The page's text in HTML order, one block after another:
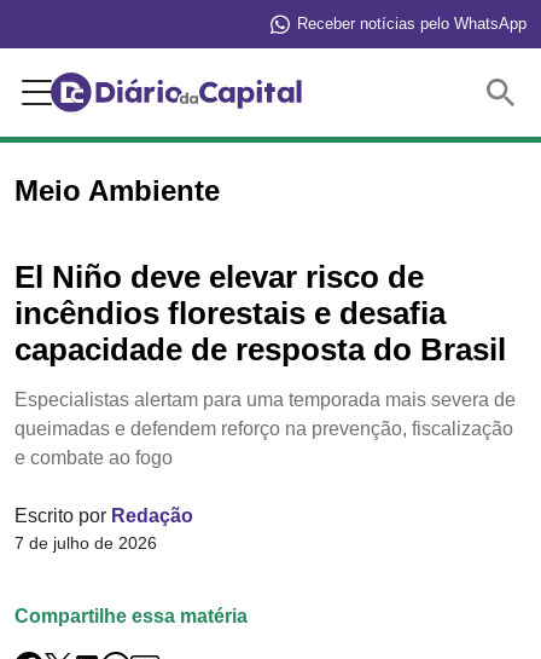
Receber notícias pelo WhatsApp
Meio Ambiente
El Niño deve elevar risco de
incêndios florestais e desafia
capacidade de resposta do Brasil
Especialistas alertam para uma temporada mais severa de
queimadas e defendem reforço na prevenção, fiscalização
e combate ao fogo
Escrito por Redação
7 de julho de 2026
Compartilhe essa matéria